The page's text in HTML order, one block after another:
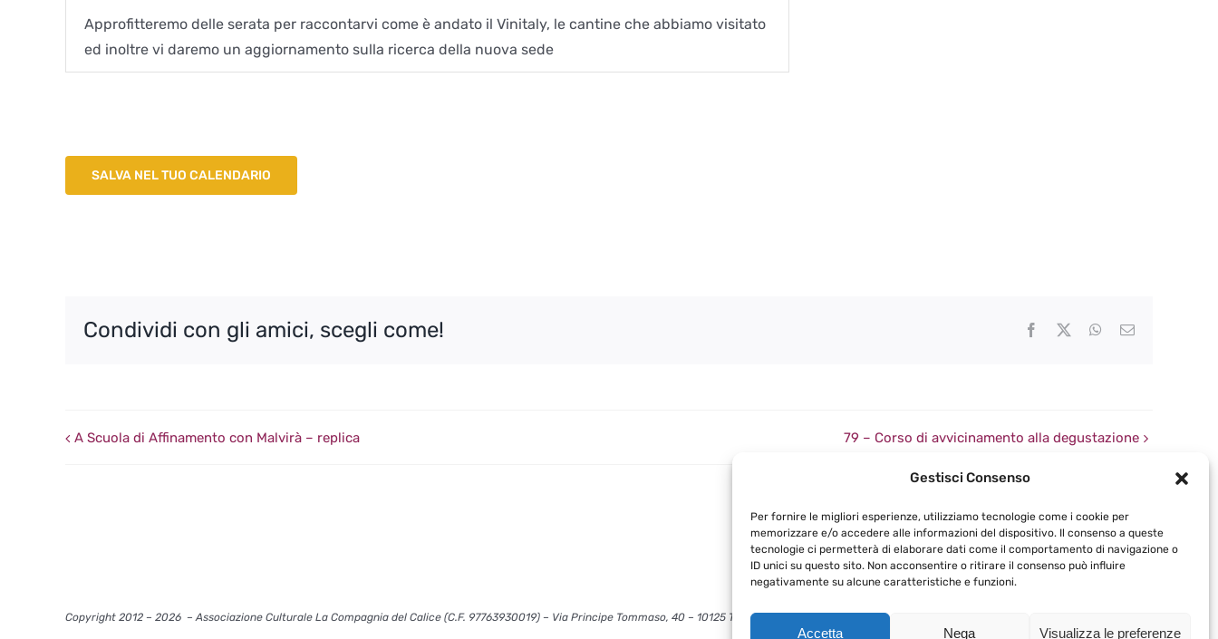
Gestisci Consenso
Per fornire le migliori esperienze, utilizziamo tecnologie come i cookie per
memorizzare e/o accedere alle informazioni del dispositivo. Il consenso a queste
tecnologie ci permetterà di elaborare dati come il comportamento di navigazione o
ID unici su questo sito. Non acconsentire o ritirare il consenso può influire
negativamente su alcune caratteristiche e funzioni.
Accetta Nega Visualizza le preferenze
Approfitteremo delle serata per raccontarvi come è andato il Vinitaly, le cantine che abbiamo visitato
ed inoltre vi daremo un aggiornamento sulla ricerca della nuova sede
SALVA NEL TUO CALENDARIO
Condividi con gli amici, scegli come! Facebook WhatsApp
Email
A Scuola di Affinamento con Malvirà – replica 79 – Corso di avvicinamento alla degustazione
Copyright 2012 – 2026 – Associazione Culturale La Compagnia del Calice (C.F. 97763930019) – Via Principe Tommaso, 40 – 10125 Torino – info@lacompagniadelcalice.it